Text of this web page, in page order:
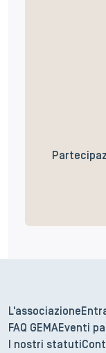
L'associazione
FAQ GEMAEventi
I nostri statuti